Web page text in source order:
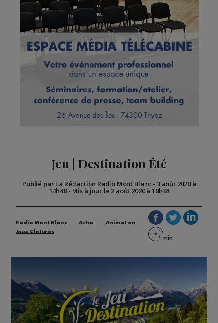
Jeu | Destination Été
Publié par La Rédaction Radio Mont Blanc - 3 août 2020 à
14h48- Mis à jour le 2 août 2020 à 10h38
Radio Mont Blanc Actus
Animation
Jeux Cloturés